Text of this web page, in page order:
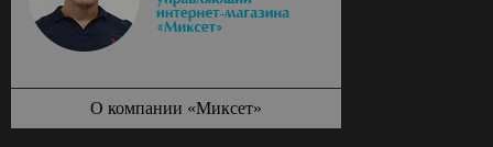
О компании «Миксет»